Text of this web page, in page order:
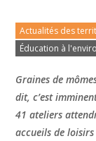
Actualités des
Éducation à
Graines de
dit, c’est
41 ateliers
accueils de